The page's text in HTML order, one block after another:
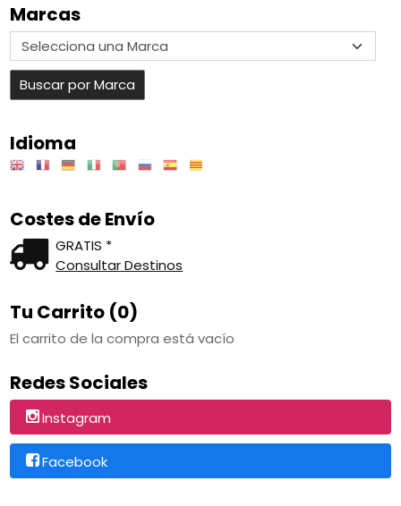
Marcas
Idioma
Costes de Envío
GRATIS *
Consultar Destinos
Tu Carrito (0)
El carrito de la compra está vacío
Redes Sociales
Instagram
Facebook